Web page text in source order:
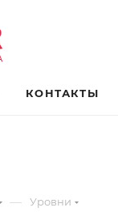
КОНТАКТЫ
— Уровни